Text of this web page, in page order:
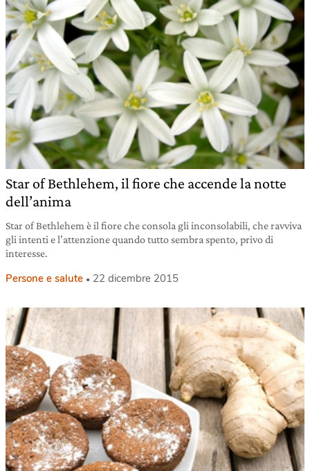
Star of Bethlehem, il fiore che accende la notte
dell’anima
Star of Bethlehem è il fiore che consola gli inconsolabili, che ravviva
gli intenti e l’attenzione quando tutto sembra spento, privo di
interesse.
Persone e salute 22 dicembre 2015